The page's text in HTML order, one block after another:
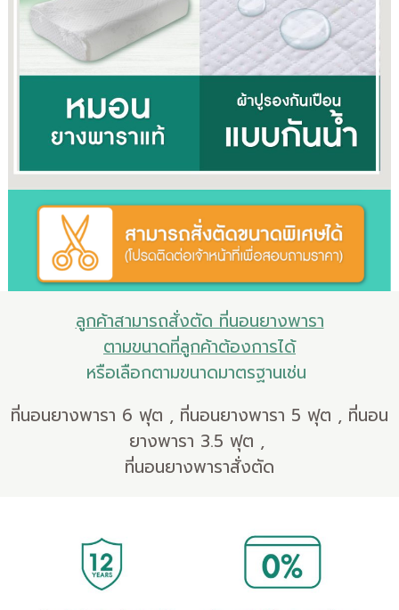
ลูกค้าสามารถสั่งตัด ที่นอนยางพารา
ตามขนาดที่ลูกค้าต้องการได้
หรือเลือกตามขนาดมาตรฐานเช่น
ที่นอนยางพารา 6 ฟุต , ที่นอนยางพารา 5 ฟุต , ที่นอน
ยางพารา 3.5 ฟุต ,
ที่นอนยางพาราสั่งตัด